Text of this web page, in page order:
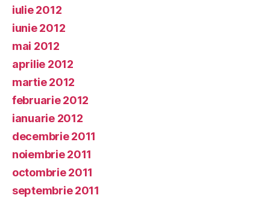
iulie 2012
iunie 2012
mai 2012
aprilie 2012
martie 2012
februarie 2012
ianuarie 2012
decembrie 2011
noiembrie 2011
octombrie 2011
septembrie 2011